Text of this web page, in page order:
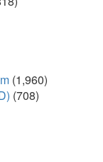
(1,960)
(708)